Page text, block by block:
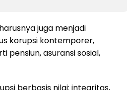
juga menjadi
korupsi kontemporer,
pensiun, asuransi sosial,
berbasis nilai: integritas,